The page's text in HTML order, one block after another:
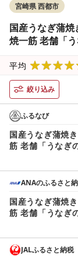
宮崎県 西都市
国産うなぎ蒲
焼一筋 老舗「
平均
絞り込み
ふるなび
国産うなぎ蒲焼
筋 老舗「うなぎ
ANAのふるさと
国産うなぎ蒲焼
筋 老舗「うなぎ
JALふるさと納税